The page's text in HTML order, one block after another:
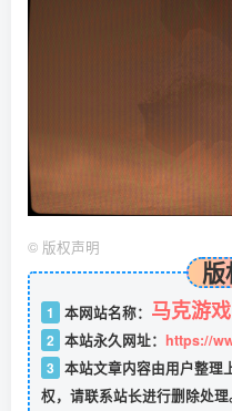
© 版权声明
1 本网站名称： 马克游戏
2 本站永久网址： https://
3 本站文章内容由用户整理
权，请联系站长进行删除处理